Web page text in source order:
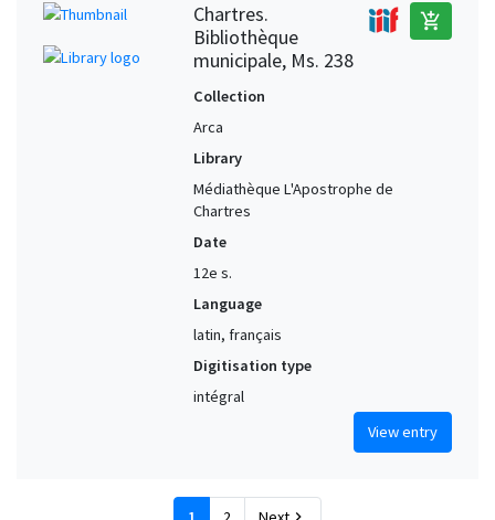
Chartres.
Bibliothèque
municipale, Ms. 238
add_shopping_cart
Collection
Arca
Library
Médiathèque L'Apostrophe de
Chartres
Date
12e s.
Language
latin, français
Digitisation type
intégral
View entry